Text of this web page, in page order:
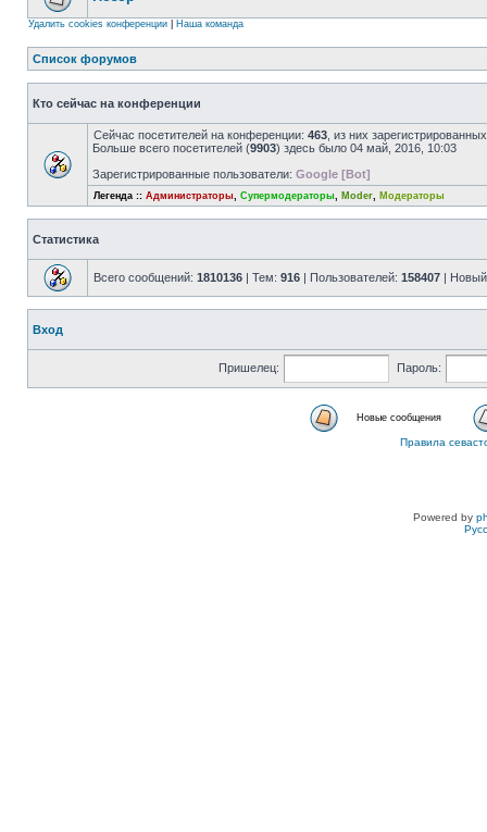
Удалить cookies конференции Наша команда
Список форумов
Кто сейчас на конференции
Сейчас посетителей на конференции: 463 , из них
Больше всего посетителей (9903) здесь было 04 май, 2016, 10:03
Зарегистрированные пользователи: Google [Bot]
Легенда :: Администраторы, Супермодераторы, Moder, Модераторы
Статистика
Всего сообщений: 1810136 | Тем: 916 | Пользователей: 158407 |
Вход
Пришелец: Пароль:
Новые сообщения
Правила
Powered by